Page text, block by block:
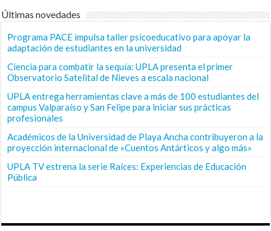
Últimas novedades
Programa PACE impulsa taller psicoeducativo para apoyar la
adaptación de estudiantes en la universidad
Ciencia para combatir la sequía: UPLA presenta el primer
Observatorio Satelital de Nieves a escala nacional
UPLA entrega herramientas clave a más de 100 estudiantes del
campus Valparaíso y San Felipe para iniciar sus prácticas
profesionales
Académicos de la Universidad de Playa Ancha contribuyeron a la
proyección internacional de «Cuentos Antárticos y algo más»
UPLA TV estrena la serie Raíces: Experiencias de Educación
Pública